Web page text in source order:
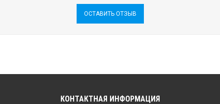
ОСТАВИТЬ ОТЗЫВ
КОНТАКТНАЯ ИНФОРМАЦИЯ